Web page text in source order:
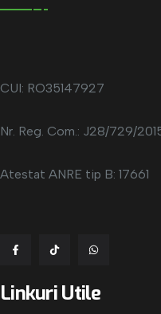
CUI: RO35147927
Nr. Reg. Com.: J28/729/
Atestat ANRE tip B: 17661
Linkuri Utile